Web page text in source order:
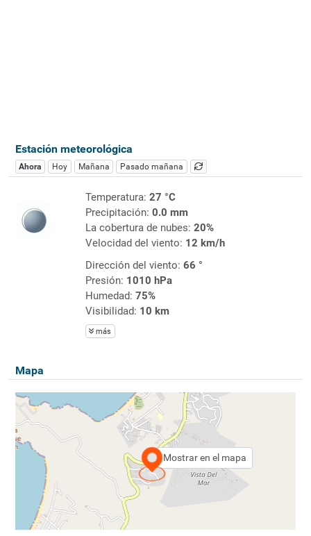
Estación meteorológica
Ahora Hoy Mañana Pasado mañana
Temperatura: 27 °C
Precipitación: 0.0 mm
La cobertura de nubes: 20%
Velocidad del viento: 12 km/h
Dirección del viento: 66 °
Presión: 1010 hPa
Humedad: 75%
Visibilidad: 10 km
más
Mapa
Mostrar en el mapa